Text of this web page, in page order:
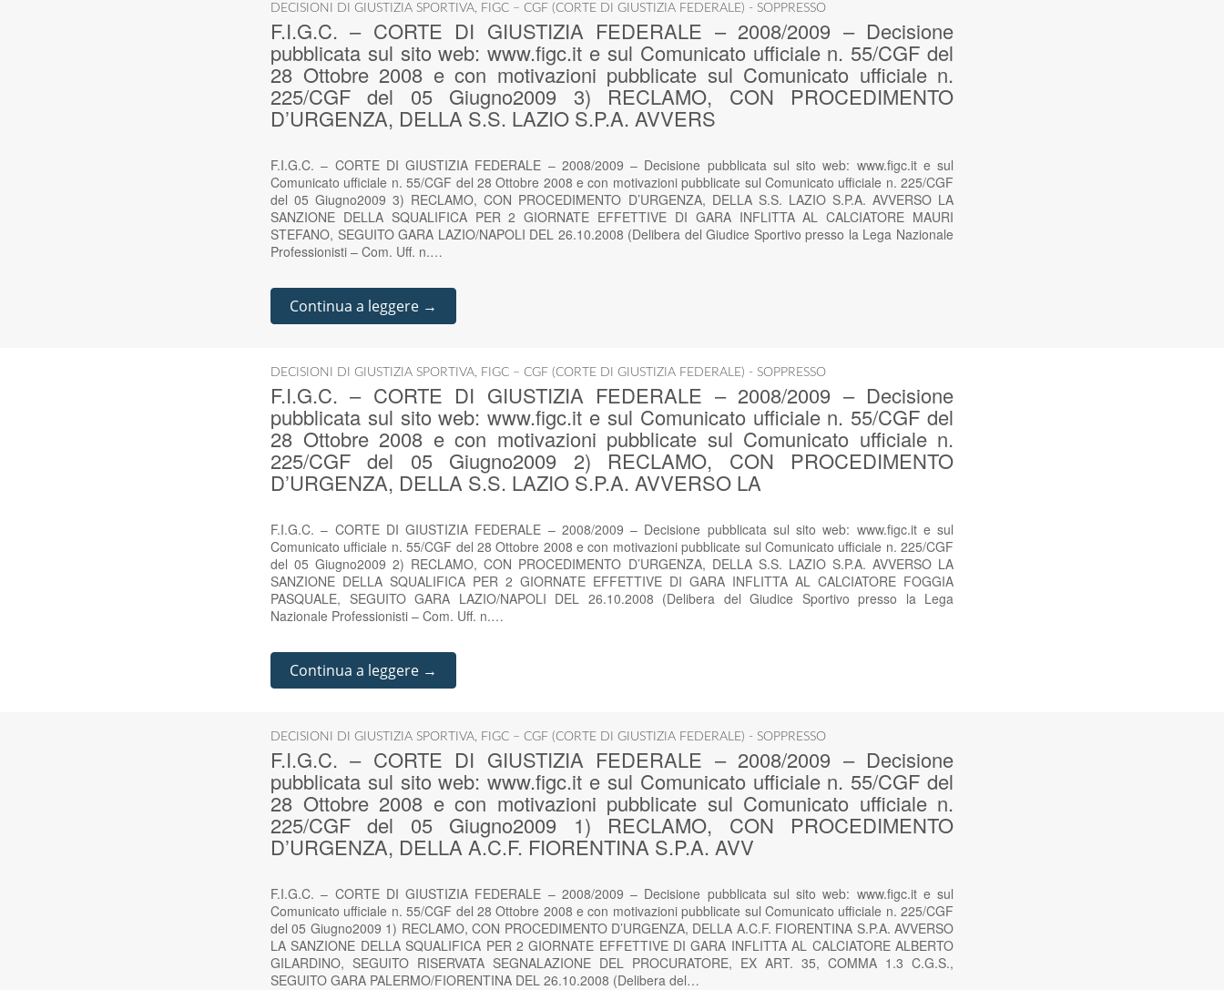
DECISIONI DI GIUSTIZIA SPORTIVA, FIGC – CGF (CORTE DI GIUSTIZIA FEDERALE) - SOPPRESSO
F.I.G.C. – CORTE DI GIUSTIZIA FEDERALE – 2008/2009 – Decisione
pubblicata sul sito web: www.figc.it e sul Comunicato ufficiale n. 55/CGF del
28 Ottobre 2008 e con motivazioni pubblicate sul Comunicato ufficiale n.
225/CGF del 05 Giugno2009 3) RECLAMO, CON PROCEDIMENTO
D’URGENZA, DELLA S.S. LAZIO S.P.A. AVVERS
F.I.G.C. – CORTE DI GIUSTIZIA FEDERALE – 2008/2009 – Decisione pubblicata sul sito web: www.figc.it e sul
Comunicato ufficiale n. 55/CGF del 28 Ottobre 2008 e con motivazioni pubblicate sul Comunicato ufficiale n. 225/CGF
del 05 Giugno2009 3) RECLAMO, CON PROCEDIMENTO D’URGENZA, DELLA S.S. LAZIO S.P.A. AVVERSO LA
SANZIONE DELLA SQUALIFICA PER 2 GIORNATE EFFETTIVE DI GARA INFLITTA AL CALCIATORE MAURI
STEFANO, SEGUITO GARA LAZIO/NAPOLI DEL 26.10.2008 (Delibera del Giudice Sportivo presso la Lega Nazionale
Professionisti – Com. Uff. n.…
Continua a leggere →
DECISIONI DI GIUSTIZIA SPORTIVA, FIGC – CGF (CORTE DI GIUSTIZIA FEDERALE) - SOPPRESSO
F.I.G.C. – CORTE DI GIUSTIZIA FEDERALE – 2008/2009 – Decisione
pubblicata sul sito web: www.figc.it e sul Comunicato ufficiale n. 55/CGF del
28 Ottobre 2008 e con motivazioni pubblicate sul Comunicato ufficiale n.
225/CGF del 05 Giugno2009 2) RECLAMO, CON PROCEDIMENTO
D’URGENZA, DELLA S.S. LAZIO S.P.A. AVVERSO LA
F.I.G.C. – CORTE DI GIUSTIZIA FEDERALE – 2008/2009 – Decisione pubblicata sul sito web: www.figc.it e sul
Comunicato ufficiale n. 55/CGF del 28 Ottobre 2008 e con motivazioni pubblicate sul Comunicato ufficiale n. 225/CGF
del 05 Giugno2009 2) RECLAMO, CON PROCEDIMENTO D’URGENZA, DELLA S.S. LAZIO S.P.A. AVVERSO LA
SANZIONE DELLA SQUALIFICA PER 2 GIORNATE EFFETTIVE DI GARA INFLITTA AL CALCIATORE FOGGIA
PASQUALE, SEGUITO GARA LAZIO/NAPOLI DEL 26.10.2008 (Delibera del Giudice Sportivo presso la Lega
Nazionale Professionisti – Com. Uff. n.…
Continua a leggere →
DECISIONI DI GIUSTIZIA SPORTIVA, FIGC – CGF (CORTE DI GIUSTIZIA FEDERALE) - SOPPRESSO
F.I.G.C. – CORTE DI GIUSTIZIA FEDERALE – 2008/2009 – Decisione
pubblicata sul sito web: www.figc.it e sul Comunicato ufficiale n. 55/CGF del
28 Ottobre 2008 e con motivazioni pubblicate sul Comunicato ufficiale n.
225/CGF del 05 Giugno2009 1) RECLAMO, CON PROCEDIMENTO
D’URGENZA, DELLA A.C.F. FIORENTINA S.P.A. AVV
F.I.G.C. – CORTE DI GIUSTIZIA FEDERALE – 2008/2009 – Decisione pubblicata sul sito web: www.figc.it e sul
Comunicato ufficiale n. 55/CGF del 28 Ottobre 2008 e con motivazioni pubblicate sul Comunicato ufficiale n. 225/CGF
del 05 Giugno2009 1) RECLAMO, CON PROCEDIMENTO D’URGENZA, DELLA A.C.F. FIORENTINA S.P.A. AVVERSO
LA SANZIONE DELLA SQUALIFICA PER 2 GIORNATE EFFETTIVE DI GARA INFLITTA AL CALCIATORE ALBERTO
GILARDINO, SEGUITO RISERVATA SEGNALAZIONE DEL PROCURATORE, EX ART. 35, COMMA 1.3 C.G.S.,
SEGUITO GARA PALERMO/FIORENTINA DEL 26.10.2008 (Delibera del…